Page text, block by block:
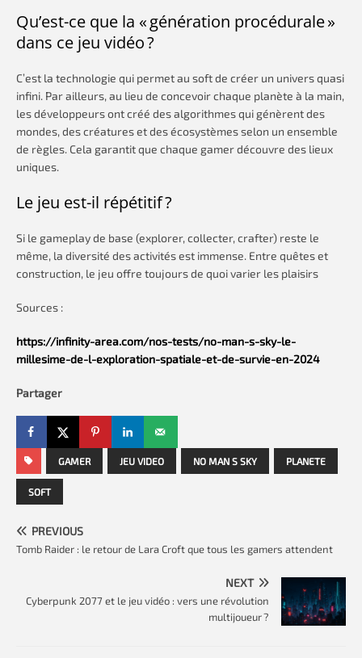
Qu’est-ce que la « génération procédurale »
dans ce jeu vidéo ?
C’est la technologie qui permet au soft de créer un univers quasi
infini. Par ailleurs, au lieu de concevoir chaque planète à la main,
les développeurs ont créé des algorithmes qui génèrent des
mondes, des créatures et des écosystèmes selon un ensemble
de règles. Cela garantit que chaque gamer découvre des lieux
uniques.
Le jeu est-il répétitif ?
Si le gameplay de base (explorer, collecter, crafter) reste le
même, la diversité des activités est immense. Entre quêtes et
construction, le jeu offre toujours de quoi varier les plaisirs
Sources :
https://infinity-area.com/nos-tests/no-man-s-sky-le-
millesime-de-l-exploration-spatiale-et-de-survie-en-2024
Partager
GAMER JEU VIDEO NO MAN S SKY PLANETE
SOFT
PREVIOUS
Tomb Raider : le retour de Lara Croft que tous les gamers attendent
NEXT
Cyberpunk 2077 et le jeu vidéo : vers une révolution
multijoueur ?